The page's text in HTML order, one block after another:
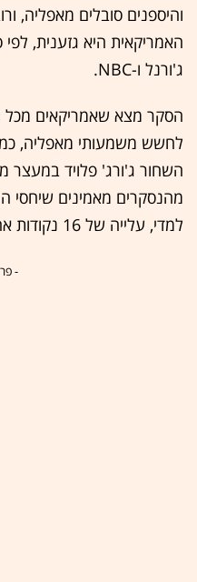
האמריקאית היא גזענית,
ג'ורנל ו-NBC.
הסקר מצא שאמריקאים מכל
לחשש משמעותי מאפליה,
מהנסקרים מאמינים שיחסי
למדי, עלייה של 16 נקודות אחוז מפברואר.
-